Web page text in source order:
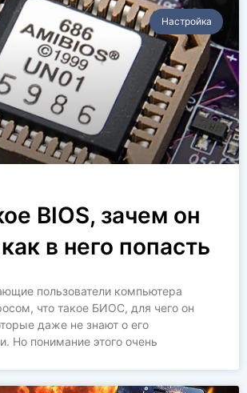
Настройка
BIOS, зачем он
в него попасть
пользователи компьютера
что такое БИОС, для чего он
даже не знают о его
Но понимание этого очень